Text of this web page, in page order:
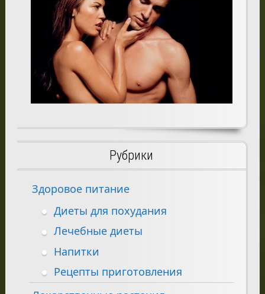
Рубрики
Здоровое питание
Диеты для похудания
Лечебные диеты
Напитки
Рецепты приготовления